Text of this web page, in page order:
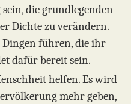
die grundlegenden
Dichte zu verändern.
Dingen führen, die ihr
dafür bereit sein.
helfen. Es wird
mehr geben,